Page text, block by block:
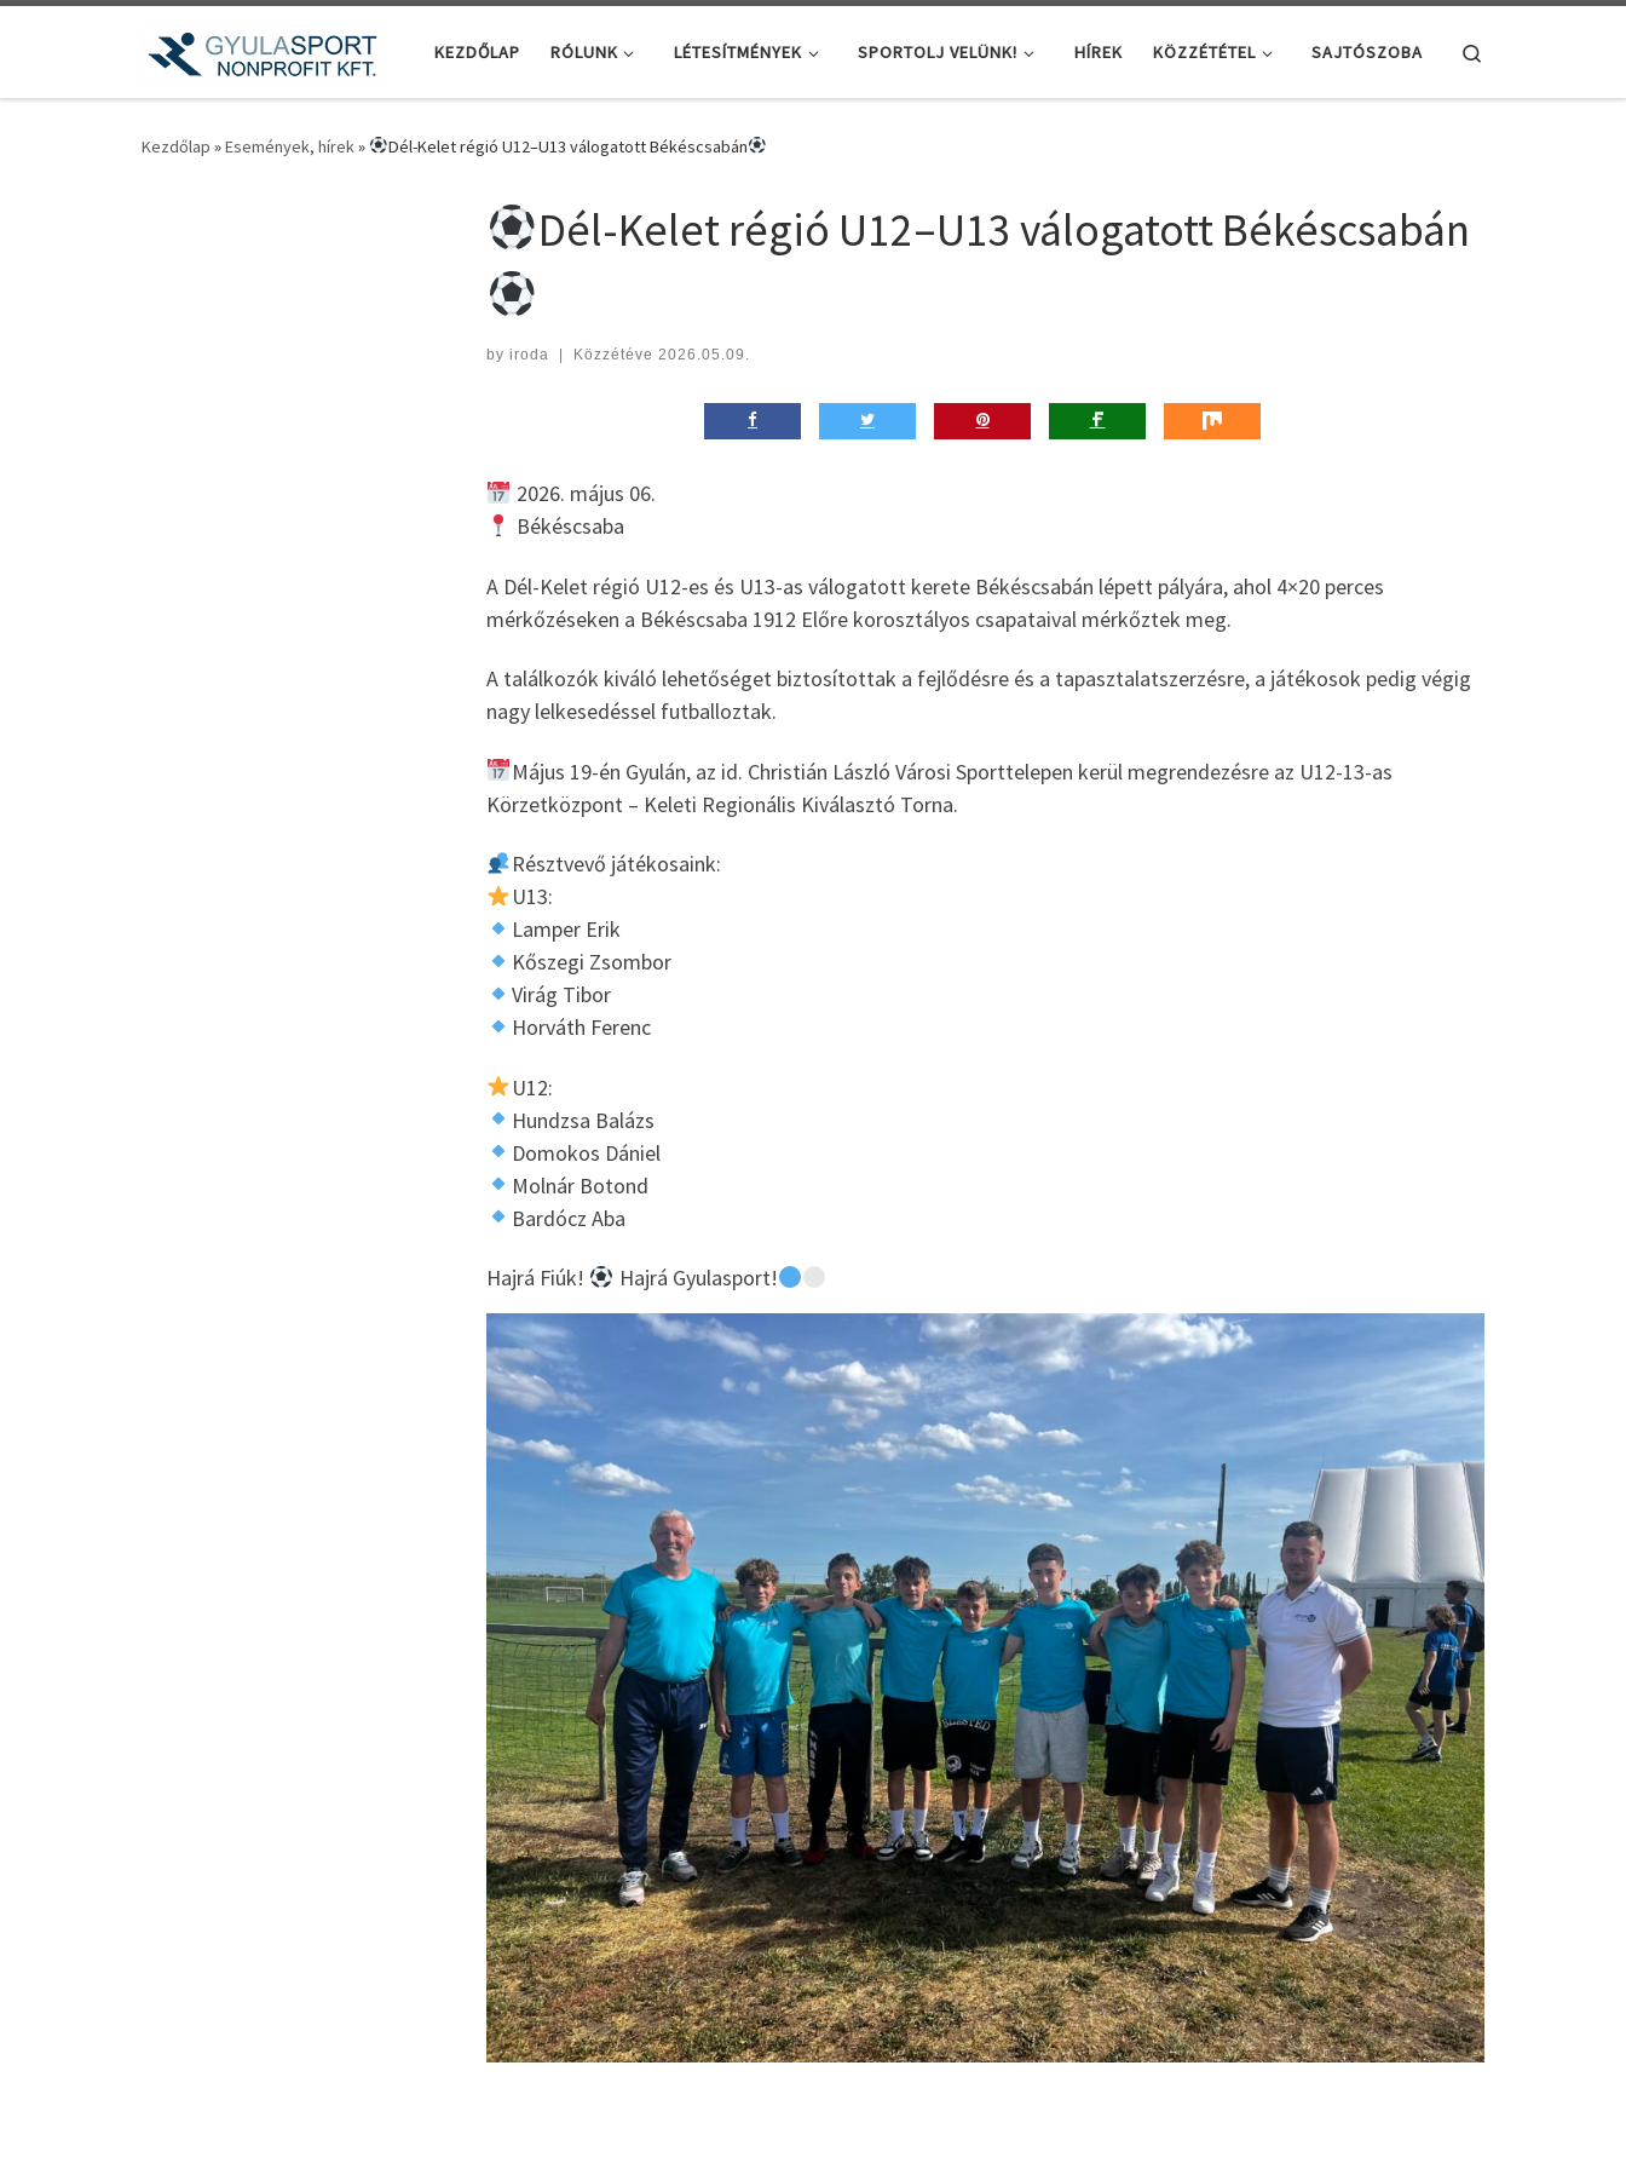
Teljes tartalom megjelenítése
KEZDŐLAP RÓLUNK LÉTESÍTMÉNYEK SPORTOLJ VELÜNK! HÍREK KÖZZÉTÉTEL SAJTÓSZOBA
Kezdőlap »Események, hírek» Dél-Kelet régió U12–U13 válogatott Békéscsabán
Dél-Kelet régió U12–U13 válogatott Békéscsabán
by iroda | Közzétéve 2026.05.09.
2026. május 06.
Békéscsaba
A Dél-Kelet régió U12-es és U13-as válogatott kerete Békéscsabán lépett pályára, ahol 4×20 perces
mérkőzéseken a Békéscsaba 1912 Előre korosztályos csapataival mérkőztek meg.
A találkozók kiváló lehetőséget biztosítottak a fejlődésre és a tapasztalatszerzésre, a játékosok pedig végig
nagy lelkesedéssel futballoztak.
Május 19-én Gyulán, az id. Christián László Városi Sporttelepen kerül megrendezésre az U12-13-as
Körzetközpont – Keleti Regionális Kiválasztó Torna.
Résztvevő játékosaink:
U13:
Lamper Erik
Kőszegi Zsombor
Virág Tibor
Horváth Ferenc
U12:
Hundzsa Balázs
Domokos Dániel
Molnár Botond
Bardócz Aba
Hajrá Fiúk! Hajrá Gyulasport!